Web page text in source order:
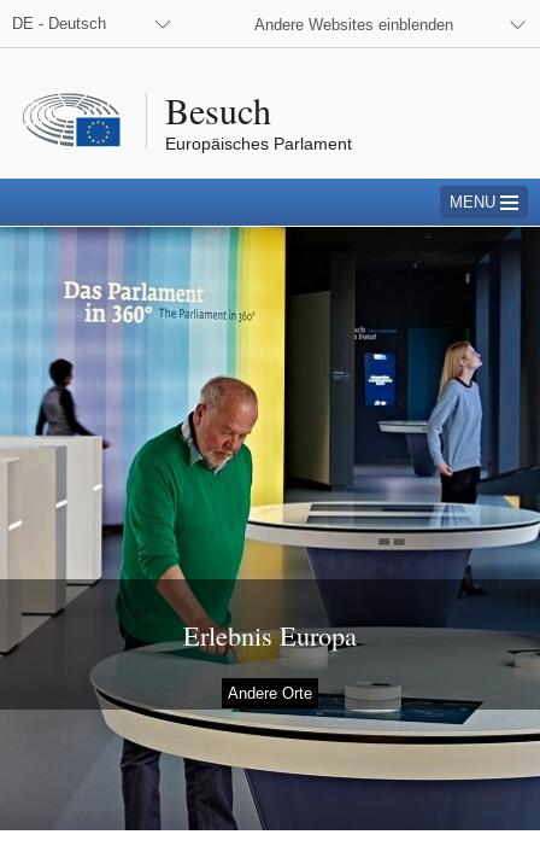
DE - Deutsch Andere Websites einblenden
Besuch
Europäisches Parlament
MENU
Erlebnis Europa
Erlebnis Europa
Andere Orte